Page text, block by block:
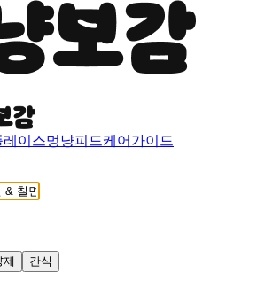
레이스멍냥피드케어가이드
제 간식